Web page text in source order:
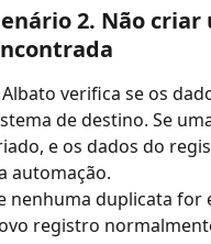
2. Não
Albato verifica se os
de destino. Se
e os dados do
automação.
nenhuma duplicata for
registro